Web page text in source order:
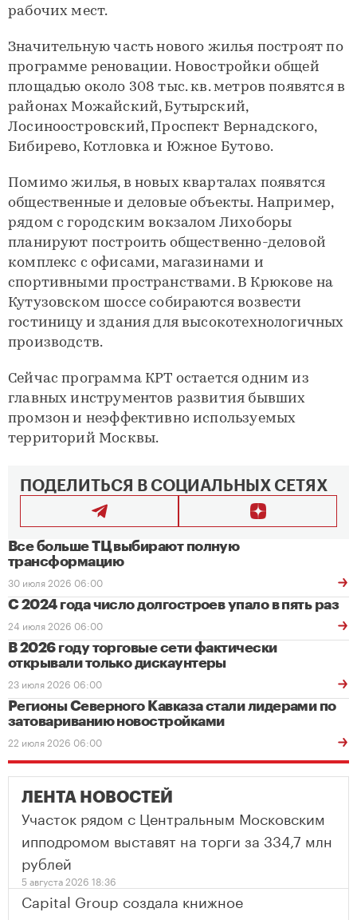
рабочих мест.
Значительную часть нового жилья построят по
программе реновации. Новостройки общей
площадью около 308 тыс. кв. метров появятся в
районах Можайский, Бутырский,
Лосиноостровский, Проспект Вернадского,
Бибирево, Котловка и Южное Бутово.
Помимо жилья, в новых кварталах появятся
общественные и деловые объекты. Например,
рядом с городским вокзалом Лихоборы
планируют построить общественно-деловой
комплекс с офисами, магазинами и
спортивными пространствами. В Крюкове на
Кутузовском шоссе собираются возвести
гостиницу и здания для высокотехнологичных
производств.
Сейчас программа КРТ остается одним из
главных инструментов развития бывших
промзон и неэффективно используемых
территорий Москвы.
ПОДЕЛИТЬСЯ В СОЦИАЛЬНЫХ СЕТЯХ
Все больше ТЦ выбирают полную
трансформацию
30 июля 2026 06:00
С 2024 года число долгостроев упало в пять раз
24 июля 2026 06:00
В 2026 году торговые сети фактически
открывали только дискаунтеры
23 июля 2026 06:00
Регионы Северного Кавказа стали лидерами по
затовариванию новостройками
22 июля 2026 06:00
ЛЕНТА НОВОСТЕЙ
Участок рядом с Центральным Московским
ипподромом выставят на торги за 334,7 млн
рублей
5 августа 2026 18:36
Capital Group создала книжное